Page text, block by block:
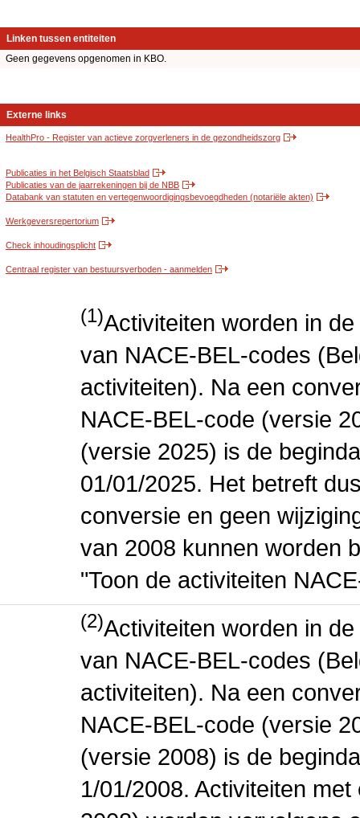
Linken tussen entiteiten
Geen gegevens opgenomen in KBO.
Externe links
HealthPro - Register van actieve zorgverleners in de gezondheidszorg
Publicaties in het Belgisch Staatsblad
Publicaties van de jaarrekeningen bij de NBB
Databank van statuten en vertegenwoordigingsbevoegdheden (notariële akten)
Werkgeversrepertorium
Check inhoudingsplicht
Centraal register van bestuursverboden - aanmelden
(1)Activiteiten worden in
van NACE-BEL-codes
activiteiten). Na een
NACE-BEL-code (versie
(versie 2025) is de
01/01/2025. Het betreft
conversie en geen
van 2008 kunnen worden
"Toon de activiteiten
(2)Activiteiten worden in
van NACE-BEL-codes
activiteiten). Na een
NACE-BEL-code (versie
(versie 2008) is de
1/01/2008. Activiteiten